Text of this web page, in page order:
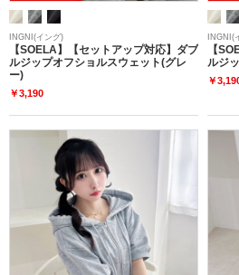
INGNI(イング)
【SOELA】【セットアップ対応】ダブ
ルジップオフショルスウェット(グレ
ー)
￥3,190
INGNI(
【
ルジ
￥